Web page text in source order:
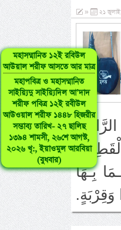
মহাসম্মানিত ১২ই রবিউল
আউয়াল শরীফ আসতে আর মাত্র
মহাপবিত্র ও মহাসম্মানিত
সাইয়্যিদু সাইয়্যিদিল আ’দাদ
শরীফ পবিত্র ১২ই রবীউল
আউওয়াল শরীফ ১৪৪৮ হিজরীর
সম্ভাব্য তারিখ- ২৭ ছালিছ
১৩৯৪ শামসী, ২৬শে আগস্ট,
২০২৬ খৃ:, ইয়াওমুল আরবিয়া
(বুধবার)
» ২১
بِـهَا